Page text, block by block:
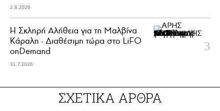
2.8.2026
Η Σκληρή Αλήθεια για τη Μαλβίνα
Κάραλη - Διαθέσιμη τώρα στo LiFO
onDemand
31.7.2026
ΣΧΕΤΙΚΑ ΑΡΘΡΑ